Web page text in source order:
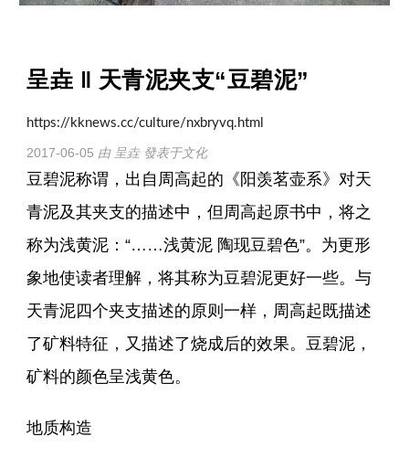
呈垚 ‖ 天青泥夹支“豆碧泥”
https://kknews.cc/culture/nxbryvq.html
2017-06-05 由 呈垚 發表于文化
豆碧泥称谓，出自周高起的《阳羡茗壶系》对天
青泥及其夹支的描述中，但周高起原书中，将之
称为浅黄泥：“……浅黄泥 陶现豆碧色”。为更形
象地使读者理解，将其称为豆碧泥更好一些。与
天青泥四个夹支描述的原则一样，周高起既描述
了矿料特征，又描述了烧成后的效果。豆碧泥，
矿料的颜色呈浅黄色。
地质构造